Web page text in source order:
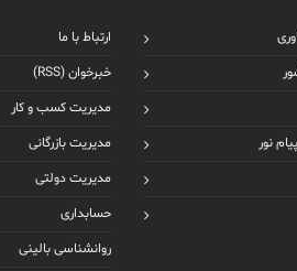
نور
ارتباط با ما
خبرخوان (RSS)
مدیریت کسب و کار
مدیریت بازرگانی
مدیریت دولتی
حسابداری
روانشناسی بالینی